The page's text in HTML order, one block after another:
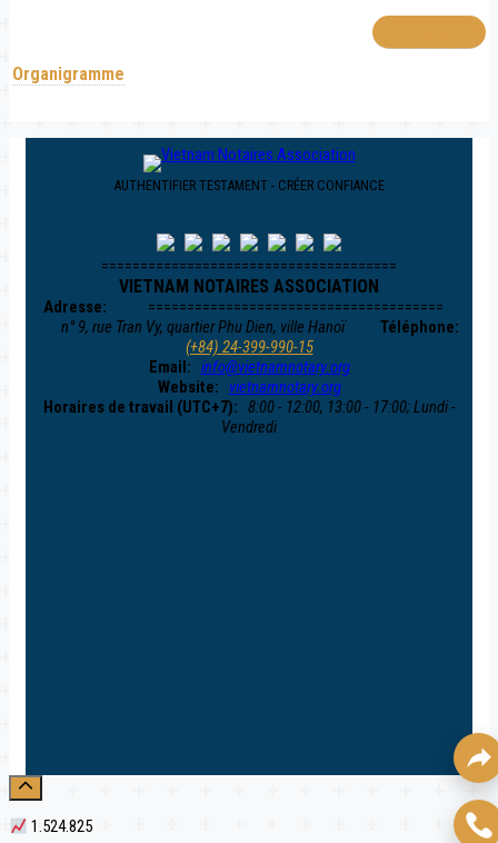
Organigramme
AUTHENTIFIER TESTAMENT - CRÉER CONFIANCE
======================================
VIETNAM NOTAIRES ASSOCIATION
======================================
Adresse:
n° 9, rue Tran Vy, quartier Phu Dien, ville Hanoï
Téléphone:
(+84) 24-399-990-15
Email: info@vietnamnotary.org
Website:
vietnamnotary.org
Horaires de travail (UTC+7): 8:00 - 12:00, 13:00 - 17:00; Lundi -
Vendredi
1.524.825